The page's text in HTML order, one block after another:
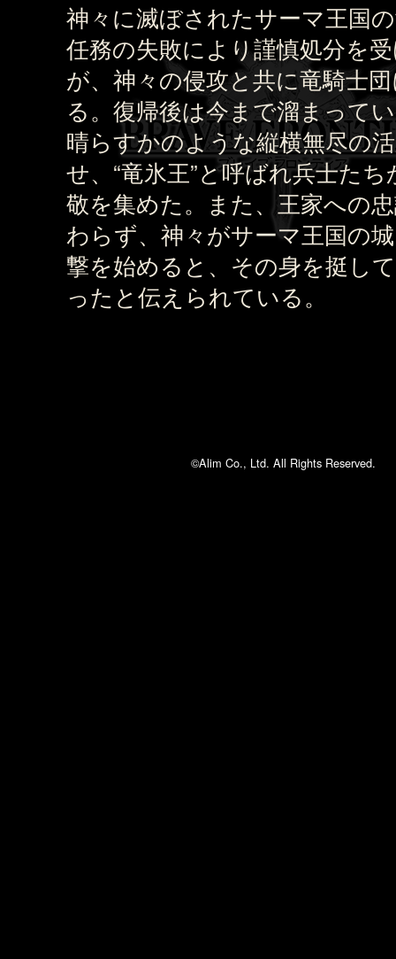
神々に滅ぼされたサーマ王国
任務の失敗により謹慎処分を
が、神々の侵攻と共に竜騎士
る。復帰後は今まで溜まって
晴らすかのような縦横無尽の
せ、“竜氷王”と呼ばれ兵士た
敬を集めた。また、王家への
わらず、神々がサーマ王国の
撃を始めると、その身を挺し
ったと伝えられている。
©Alim Co., Ltd. All Rights Reserved.